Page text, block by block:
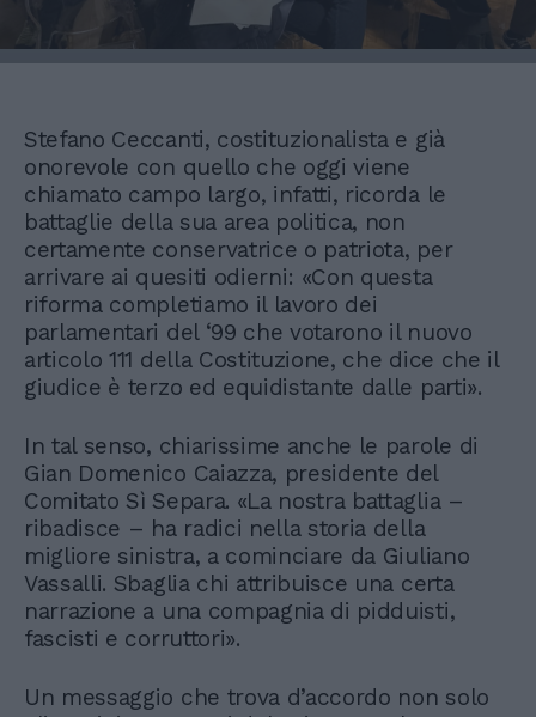
Stefano Ceccanti, costituzionalista e già
onorevole con quello che oggi viene
chiamato campo largo, infatti, ricorda le
battaglie della sua area politica, non
certamente conservatrice o patriota, per
arrivare ai quesiti odierni: «Con questa
riforma completiamo il lavoro dei
parlamentari del ‘99 che votarono il nuovo
articolo 111 della Costituzione, che dice che il
giudice è terzo ed equidistante dalle parti».
In tal senso, chiarissime anche le parole di
Gian Domenico Caiazza, presidente del
Comitato Sì Separa. «La nostra battaglia –
ribadisce – ha radici nella storia della
migliore sinistra, a cominciare da Giuliano
Vassalli. Sbaglia chi attribuisce una certa
narrazione a una compagnia di pidduisti,
fascisti e corruttori».
Un messaggio che trova d’accordo non solo